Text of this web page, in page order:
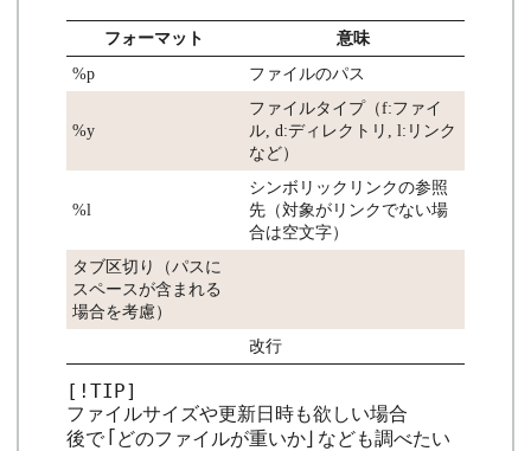
フォーマット
意味
%p
ファイルのパス
%y
ファイルタイプ（f:ファイ
ル, d:ディレクトリ, l:リンク
など）
%l
シンボリックリンクの参照
先（対象がリンクでない場
合は空文字）
タブ区切り（パスに
スペースが含まれる
場合を考慮）
改行
[!TIP]
ファイルサイズや更新日時も欲しい場合
後で「どのファイルが重いか」なども調べたい